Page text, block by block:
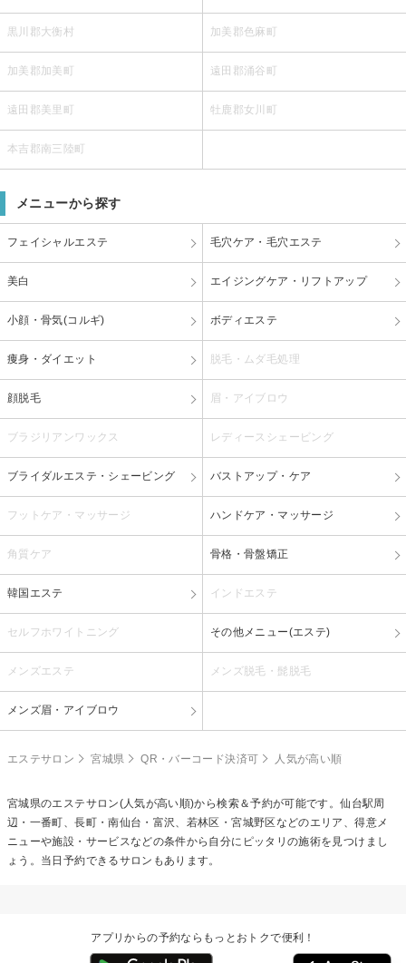
黒川郡大衡村 加美郡色麻町
加美郡加美町 遠田郡涌谷町
遠田郡美里町 牡鹿郡女川町
本吉郡南三陸町
メニューから探す
フェイシャルエステ 毛穴ケア・毛穴エステ
美白 エイジングケア・リフトアップ
小顔・骨気(コルギ) ボディエステ
痩身・ダイエット 脱毛・ムダ毛処理
顔脱毛 眉・アイブロウ
ブラジリアンワックス レディースシェービング
ブライダルエステ・シェービング バストアップ・ケア
フットケア・マッサージ ハンドケア・マッサージ
角質ケア 骨格・骨盤矯正
韓国エステ インドエステ
セルフホワイトニング その他メニュー(エステ)
メンズエステ メンズ脱毛・髭脱毛
メンズ眉・アイブロウ
エステサロン 宮城県 QR・バーコード決済可 人気が高い順
宮城県のエステサロン(人気が高い順)から検索＆予約が可能です。仙台駅周
辺・一番町、長町・南仙台・富沢、若林区・宮城野区などのエリア、得意メ
ニューや施設・サービスなどの条件から自分にピッタリの施術を見つけまし
ょう。当日予約できるサロンもあります。
アプリからの予約ならもっとおトクで便利！